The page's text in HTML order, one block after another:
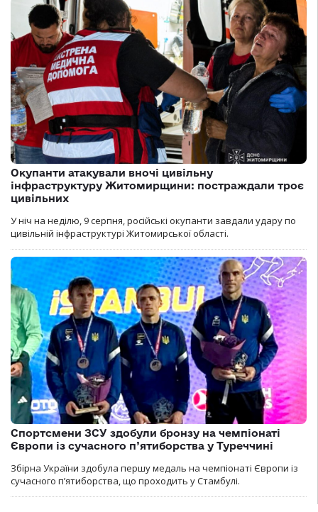
Окупанти атакували вночі цивільну
інфраструктуру Житомирщини: постраждали троє
цивільних
У ніч на неділю, 9 серпня, російські окупанти завдали удару по
цивільній інфраструктурі Житомирської області.
Спортсмени ЗСУ здобули бронзу на чемпіонаті
Європи із сучасного п’ятиборства у Туреччині
Збірна України здобула першу медаль на чемпіонаті Європи із
сучасного п’ятиборства, що проходить у Стамбулі.